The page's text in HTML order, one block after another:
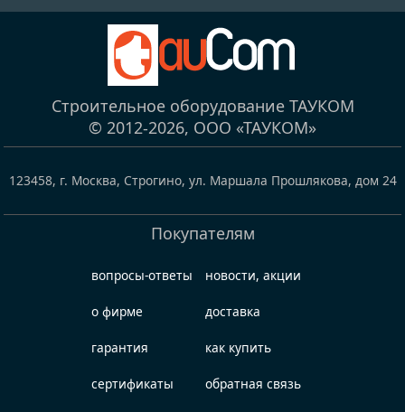
Строительное оборудование ТАУКОМ
© 2012-2026, ООО «ТАУКОМ»
123458, г. Москва, Строгино, ул. Маршала Прошлякова, дом 24
Покупателям
вопросы-ответы
о фирме
гарантия
сертификаты
новости, акции
доставка
как купить
обратная связь